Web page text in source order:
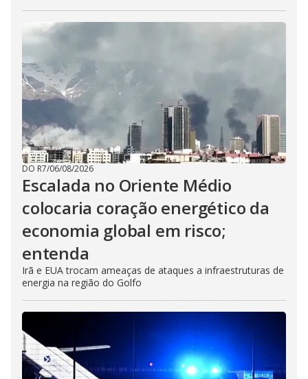
DO R7/06/08/2026
Escalada no Oriente Médio
colocaria coração energético da
economia global em risco;
entenda
Irã e EUA trocam ameaças de ataques a infraestruturas de
energia na região do Golfo